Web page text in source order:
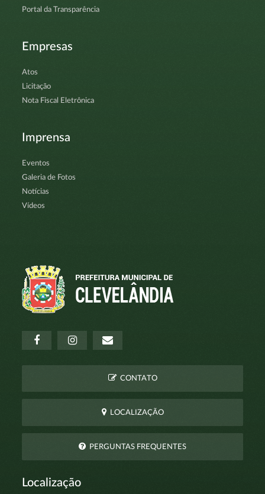
Portal da Transparência
Empresas
Atos
Licitação
Nota Fiscal Eletrônica
Imprensa
Eventos
Galeria de Fotos
Notícias
Vídeos
CONTATO
LOCALIZAÇÃO
PERGUNTAS FREQUENTES
Localização